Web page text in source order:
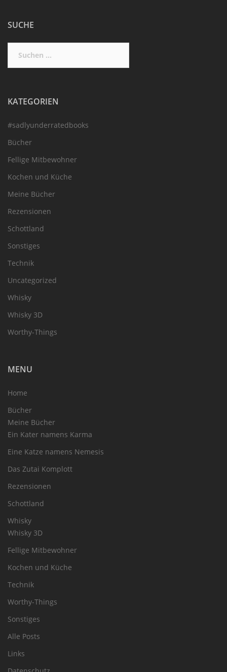
SUCHE
nach:
KATEGORIEN
#sadlyunderratedbooks
Bücher
Fellige Mitbewohner
Kochen und Küche
Meine Bücher
Rezensionen
Schottland
Sonstiges
Technik
Uncategorized
Whisky
Whisky 3D
Worthy-Things
MENU
Home
Bücher
Meine Bücher
Ein Kater namens Karma
Eine Katze namens Nemesis
Das Zutai Komplott
Rezensionen
Schottland
Whisky
Whisky 3D
Fellige Mitbewohner
Kochen und Küche
Technik
Worthy-Things
Sonstiges
Alle Posts
Links